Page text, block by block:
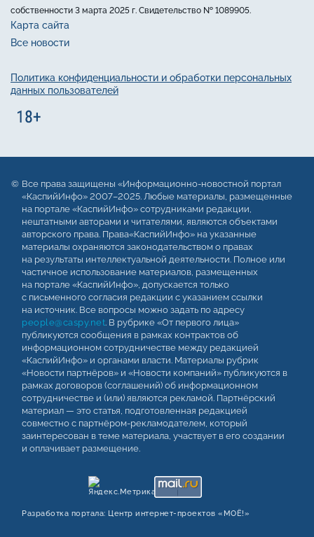
собственности 3 марта 2025 г. Свидетельство № 1089905.
Карта сайта
Все новости
Политика конфиденциальности и обработки персональных
данных пользователей
Все права защищены «Информационно-новостной портал
«КаспийИнфо» 2007–2025. Любые материалы, размещенные
на портале «КаспийИнфо» сотрудниками редакции,
нештатными авторами и читателями, являются объектами
авторского права. Права«КаспийИнфо» на указанные
материалы охраняются законодательством о правах
на результаты интеллектуальной деятельности. Полное или
частичное использование материалов, размещенных
на портале «КаспийИнфо», допускается только
с письменного согласия редакции с указанием ссылки
на источник. Все вопросы можно задать по адресу
people@caspy.net. В рубрике «От первого лица»
публикуются сообщения в рамках контрактов об
информационном сотрудничестве между редакцией
«КаспийИнфо» и органами власти. Материалы рубрик
«Новости партнёров» и «Новости компаний» публикуются в
рамках договоров (соглашений) об информационном
сотрудничестве и (или) являются рекламой. Партнёрский
материал — это статья, подготовленная редакцией
совместно с партнёром-рекламодателем, который
заинтересован в теме материала, участвует в его создании
и оплачивает размещение.
Разработка портала: Центр интернет‑проектов «МОЁ!»